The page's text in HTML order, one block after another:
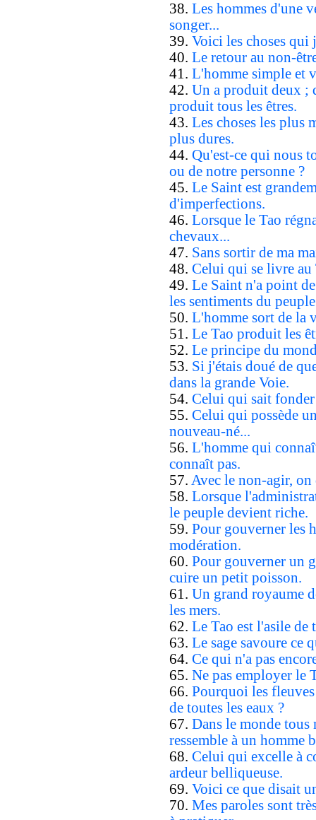
38. Les hommes d'une
songer...
39. Voici les choses
40. Le retour au non-
41. L'homme simple et
42. Un a produit deux ;
produit tous les êtres.
43. Les choses les plus
plus dures.
44. Qu'est-ce qui nous
ou de notre personne ?
45. Le Saint est
d'imperfections.
46. Lorsque le Tao
chevaux...
47. Sans sortir de ma
48. Celui qui se livre au
49. Le Saint n'a point
les sentiments du
50. L'homme sort de la
51. Le Tao produit les
52. Le principe du
53. Si j'étais doué de
dans la grande Voie.
54. Celui qui sait
55. Celui qui possède
nouveau-né...
56. L'homme qui
connaît pas.
57. Avec le non-agir,
58. Lorsque
le peuple devient riche.
59. Pour gouverner les
modération.
60. Pour gouverner un
cuire un petit poisson.
61. Un grand royaume
les mers.
62. Le Tao est l'asile de
63. Le sage savoure ce
64. Ce qui n'a pas
65. Ne pas employer le
66. Pourquoi les
de toutes les eaux ?
67. Dans le monde tous
ressemble à un homme
68. Celui qui excelle à
ardeur belliqueuse.
69. Voici ce que disait
70. Mes paroles sont